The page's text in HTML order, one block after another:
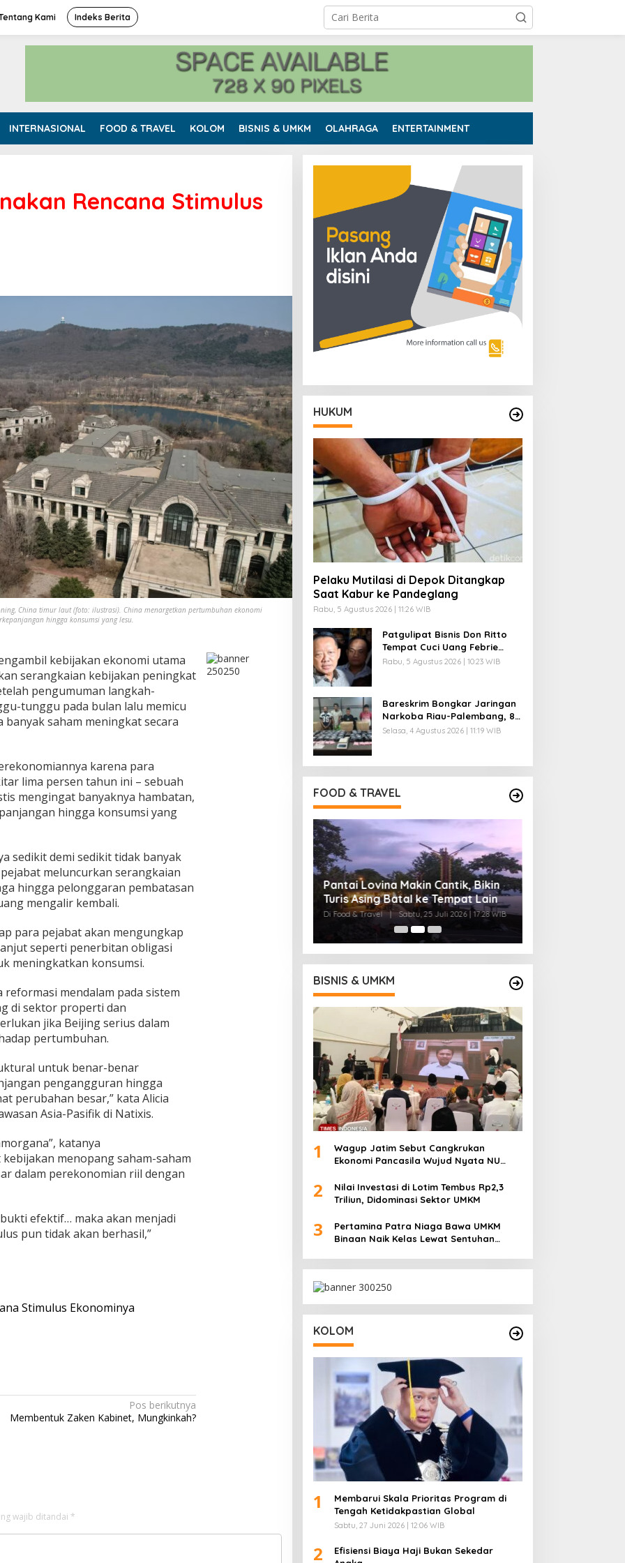
Kami Indeks Berita
INTERNASIONAL FOOD & TRAVEL KOLOM BISNIS & UMKM OLAHRAGA ENTERTAINMENT
Rencana Stimulus
China timur laut (foto: ilustrasi). China menargetkan pertumbuhan ekonomi
hingga konsumsi yang lesu.
kebijakan ekonomi utama
serangkaian kebijakan peningkat
pengumuman langkah-
tunggu pada bulan lalu memicu
saham meningkat secara
karena para
lima persen tahun ini – sebuah
mengingat banyaknya hambatan,
hingga konsumsi yang
sedikit demi sedikit tidak banyak
meluncurkan serangkaian
hingga pelonggaran pembatasan
mengalir kembali.
para pejabat akan mengungkap
seperti penerbitan obligasi
meningkatkan konsumsi.
mendalam pada sistem
di sektor properti dan
jika Beijing serius dalam
pertumbuhan.
untuk benar-benar
pengangguran hingga
perubahan besar,” kata Alicia
Asia-Pasifik di Natixis.
katanya
menopang saham-saham
dalam perekonomian riil dengan
efektif… maka akan menjadi
pun tidak akan berhasil,”
Stimulus Ekonominya
Pos berikutnya
Membentuk Zaken Kabinet, Mungkinkah?
wajib ditandai *
HUKUM
Pelaku Mutilasi di Depok Ditangkap
Saat Kabur ke Pandeglang
Rabu, 5 Agustus 2026 | 11:26 WIB
Patgulipat Bisnis Don Ritto
Tempat Cuci Uang Febrie
Diungkap
Rabu, 5 Agustus 2026 | 10:23 WIB
Bareskrim Bongkar Jaringan
Narkoba Riau-Palembang, 86
Kg Sabu Disita
Selasa, 4 Agustus 2026 | 11:19 WIB
FOOD & TRAVEL
Pesona Danau Tondano, Ada
Kuliner Khas yang Bikin Turis
Ketagihan
Di Food & Travel
Pantai Lovina Makin Cantik, Bikin
Turis Asing Batal ke Tempat Lain
Di Food & Travel | Sabtu, 25 Juli 2026 | 17:28 WIB
BISNIS & UMKM
1
Wagup Jatim Sebut Cangkrukan
Ekonomi Pancasila Wujud Nyata NU
2
Nilai Investasi di Lotim Tembus Rp2,3
Triliun, Didominasi Sektor UMKM
3
Pertamina Patra Niaga Bawa UMKM
Binaan Naik Kelas Lewat Sentuhan
KOLOM
1
Membarui Skala Prioritas Program di
Tengah Ketidakpastian Global
Sabtu, 27 Juni 2026 | 12:06 WIB
2
Efisiensi Biaya Haji Bukan Sekedar